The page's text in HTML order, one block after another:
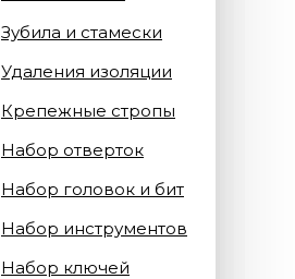
Зубила и стамески
Удаления изоляции
Крепежные стропы
Набор отверток
Набор головок и бит
Набор инструментов
Набор ключей